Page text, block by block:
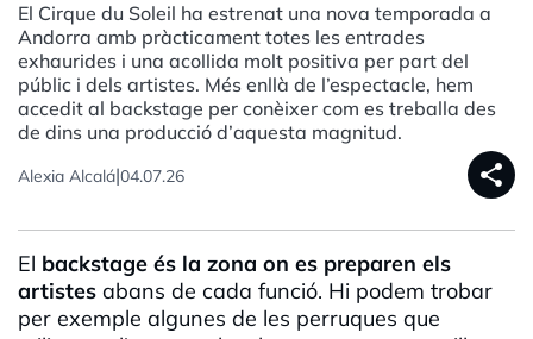
El Cirque du Soleil ha estrenat una nova temporada a
Andorra amb pràcticament totes les entrades
exhaurides i una acollida molt positiva per part del
públic i dels artistes. Més enllà de l’espectacle, hem
accedit al backstage per conèixer com es treballa des
de dins una producció d’aquesta magnitud.
Alexia Alcalá|04.07.26 share
El backstage és la zona on es preparen els
artistes abans de cada funció. Hi podem trobar
per exemple algunes de les perruques que